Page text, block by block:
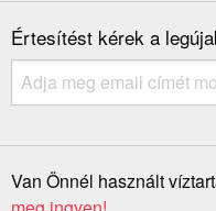
Értesítést kérek a
Van Önnél használt